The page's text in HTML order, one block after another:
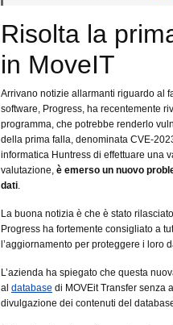
Risolta la
in MoveIT
Arrivano notizie allarmanti riguardo al
software, Progress, ha recentemente
programma, che potrebbe renderlo
della prima falla, denominata CVE-
informatica Huntress di effettuare una
valutazione, è emerso un nuovo
dati.
La buona notizia è che è stato
Progress ha fortemente consigliato a
l’aggiornamento per proteggere i loro
L’azienda ha spiegato che questa
al database di MOVEit Transfer senza
divulgazione dei contenuti del